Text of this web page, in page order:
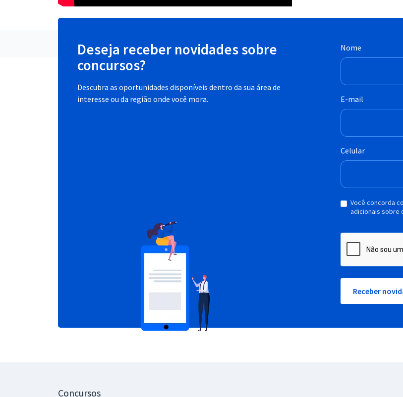
Deseja receber novidades sobre
concursos?
Descubra as oportunidades disponíveis dentro da sua área de
interesse ou da região onde você mora.
Nome
E-mail
Celular
Você concorda
adicionais sobre
Receber
Concursos